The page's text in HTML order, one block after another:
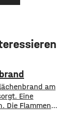
am
Eine
Die Flammen